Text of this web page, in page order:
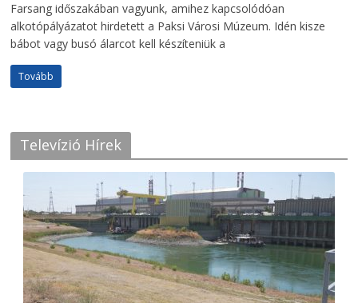
Farsang időszakában vagyunk, amihez kapcsolódóan
alkotópályázatot hirdetett a Paksi Városi Múzeum. Idén kisze
bábot vagy busó álarcot kell készíteniük a
Tovább
Televízió Hírek